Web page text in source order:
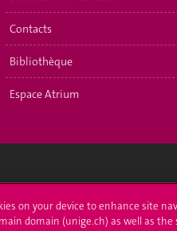
Contacts
Bibliothèque
Espace Atrium
on your device to enhance site
domain (unige.ch) as well as the